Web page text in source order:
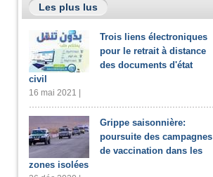
Les plus lus
Trois liens électroniques
pour le retrait à distance
des documents d'état
civil
16 mai 2021 |
Grippe saisonnière:
poursuite des campagnes
de vaccination dans les
zones isolées